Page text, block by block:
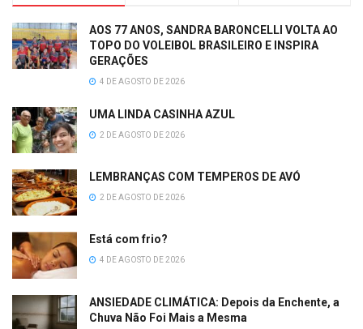
AOS 77 ANOS, SANDRA BARONCELLI VOLTA AO
TOPO DO VOLEIBOL BRASILEIRO E INSPIRA
GERAÇÕES
4 DE AGOSTO DE 2026
UMA LINDA CASINHA AZUL
2 DE AGOSTO DE 2026
LEMBRANÇAS COM TEMPEROS DE AVÓ
2 DE AGOSTO DE 2026
Está com frio?
4 DE AGOSTO DE 2026
ANSIEDADE CLIMÁTICA: Depois da Enchente, a
Chuva Não Foi Mais a Mesma